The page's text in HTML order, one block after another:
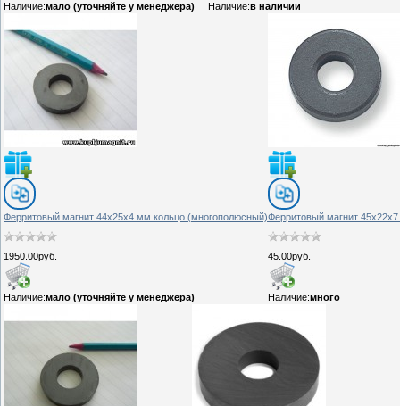
Наличие:мало (уточняйте у менеджера) Наличие:в наличии
Ферритовый магнит 44х25х4 мм кольцо (многополюсный)
1950.00руб.
Наличие:мало (уточняйте у менеджера)
Ферритовый магнит
45.00руб.
Наличие:много